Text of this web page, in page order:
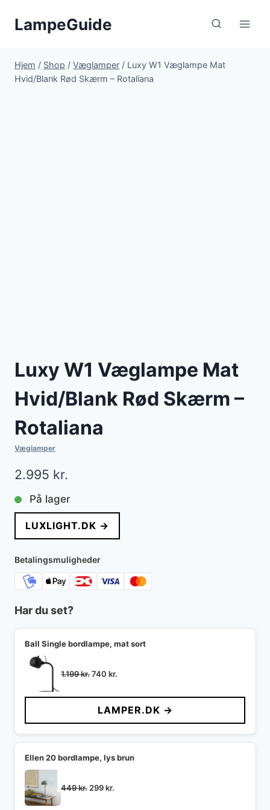
LampeGuide
Hjem / Shop / Væglamper / Luxy W1 Væglampe Mat
Hvid/Blank Rød Skærm – Rotaliana
Luxy W1 Væglampe Mat
Hvid/Blank Rød Skærm –
Rotaliana
Væglamper
2.995 kr.
På lager
LUXLIGHT.DK →
Betalingsmuligheder
Har du set?
Ball Single bordlampe, mat sort
1.199kr.Den
pris
var:
1.199 kr..
740 kr.
pris
er:
740 kr..
LAMPER.DK →
Ellen 20 bordlampe, lys brun
449kr. Den
299kr.